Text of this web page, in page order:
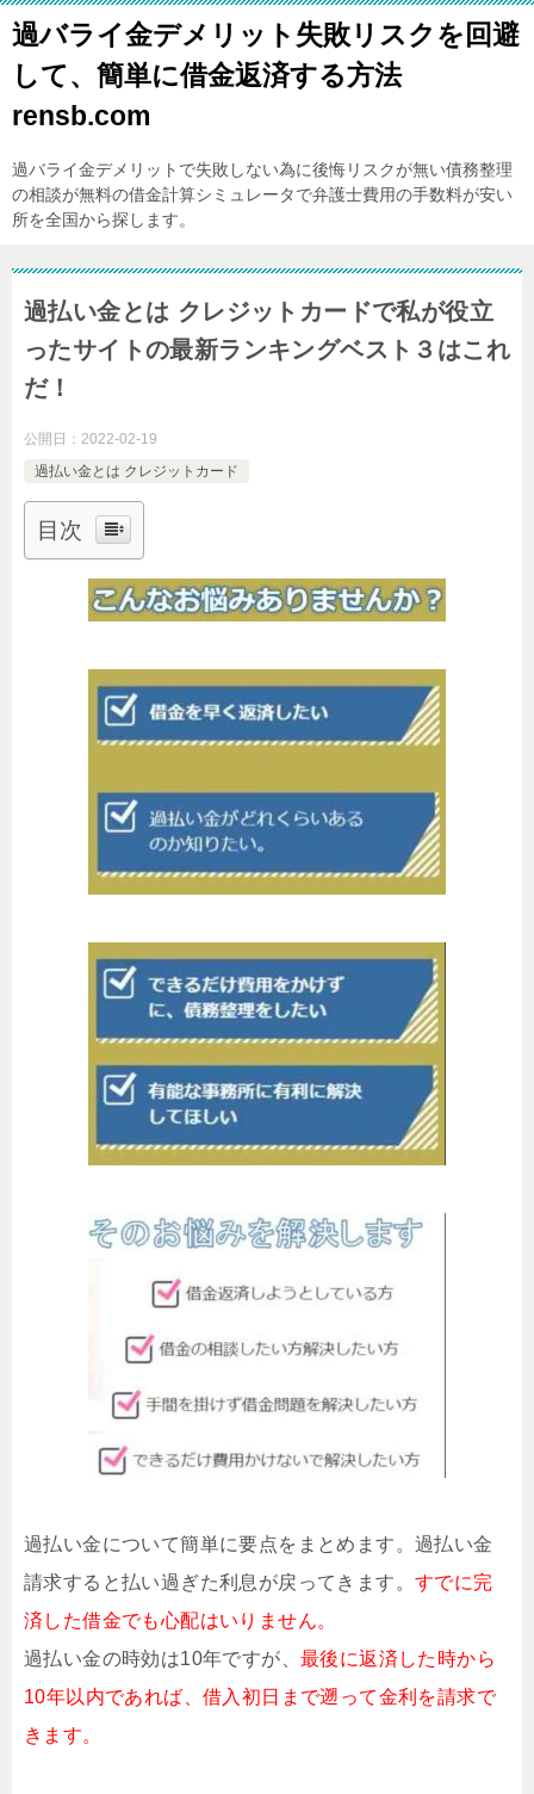
過バライ金デメリット失敗リスクを回避
して、簡単に借金返済する方法
rensb.com
過バライ金デメリットで失敗しない為に後悔リスクが無い債務整理
の相談が無料の借金計算シミュレータで弁護士費用の手数料が安い
所を全国から探します。
過払い金とは クレジットカードで私が役立
ったサイトの最新ランキングベスト３はこれ
だ！
公開日： 2022-02-19
過払い金とは クレジットカード
目次
過払い金について簡単に要点をまとめます。過払い金
請求すると払い過ぎた利息が戻ってきます。 すでに完
済した借金でも心配はいりません。
過払い金の時効は10年ですが、 最後に返済した時から
10年以内であれば、借入初日まで遡って金利を請求で
きます。